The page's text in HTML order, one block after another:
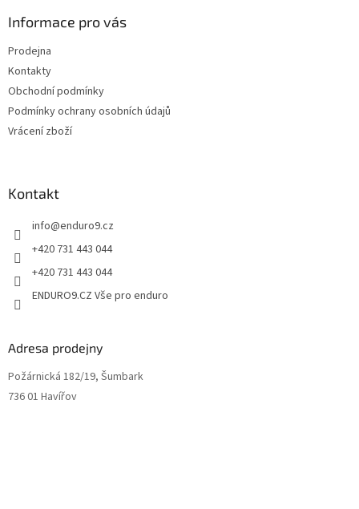
Informace pro vás
Prodejna
Kontakty
Obchodní podmínky
Podmínky ochrany osobních údajů
Vrácení zboží
Kontakt
info@enduro9.cz
+420 731 443 044
+420 731 443 044
ENDURO9.CZ Vše pro enduro
Adresa prodejny
Požárnická 182/19, Šumbark
736 01 Havířov